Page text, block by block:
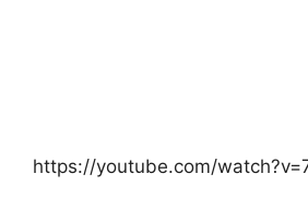
https://youtube.com/